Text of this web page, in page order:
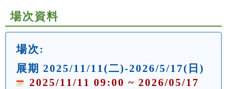
場次資料
場次:
展期 2025/11/11(二)-2026/5/17(日)
2025/11/11 09:00 ~ 2026/05/17